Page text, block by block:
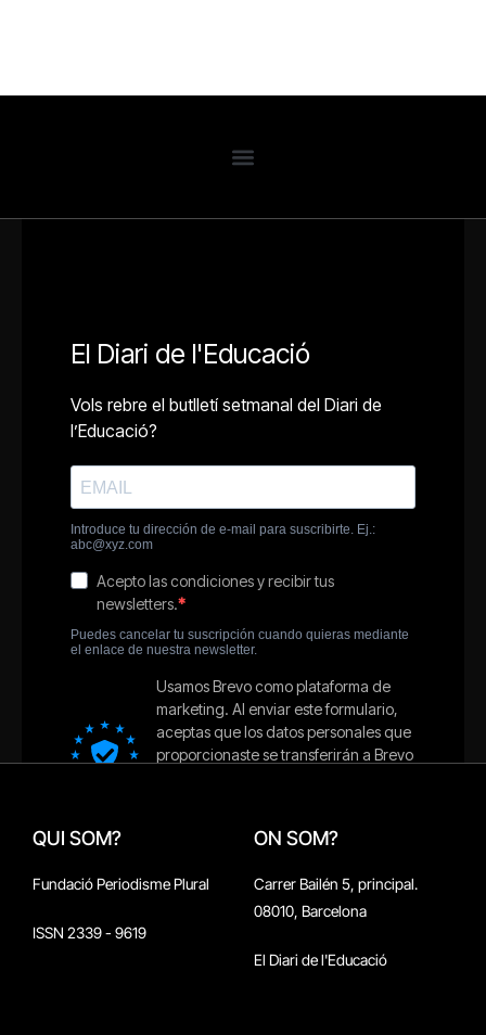
QUI SOM?
Fundació Periodisme Plural
ISSN 2339 - 9619
ON SOM?
Carrer Bailén 5, principal.
08010, Barcelona
El Diari de l'Educació